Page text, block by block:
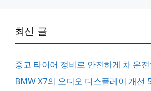
최신 글
중고 타이어 정비로 안전하게 차 운
BMW X7의 오디오 디스플레이 개선